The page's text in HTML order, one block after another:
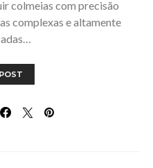
colmeias com precisão
complexas e altamente